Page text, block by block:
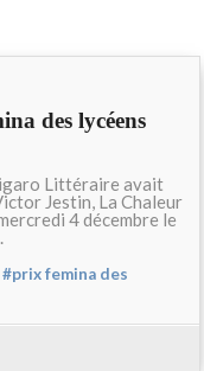
des lycéens
Littéraire avait
Jestin, La Chaleur
4 décembre le
#prix femina des